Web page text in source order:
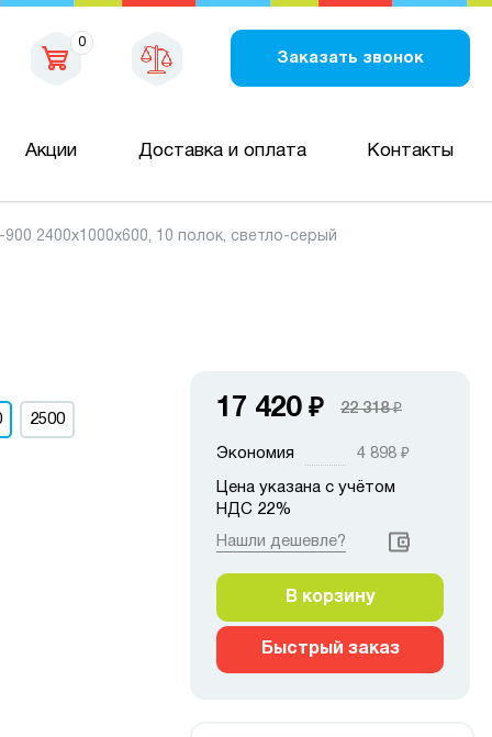
0
Заказать звонок
Акции Доставка и оплата Контакты
2400х1000х600, 10 полок, светло-серый
2500 17 420 ₽ 22 318₽
Экономия 4 898 ₽
Цена указана с учётом
НДС 22%
Нашли дешевле?
В корзину
Быстрый заказ